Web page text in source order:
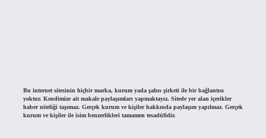
Bu internet sitesinin hiçbir marka, kurum yada şahıs şirketi ile bir bağlantısı
yoktur. Kendimize ait makale paylaşımları yapmaktayız. Sitede yer alan içerikler
haber niteliği taşımaz. Gerçek kurum ve kişiler hakkında paylaşım yapılmaz. Gerçek
kurum ve kişiler ile isim benzerlikleri tamamen tesadüfidir.